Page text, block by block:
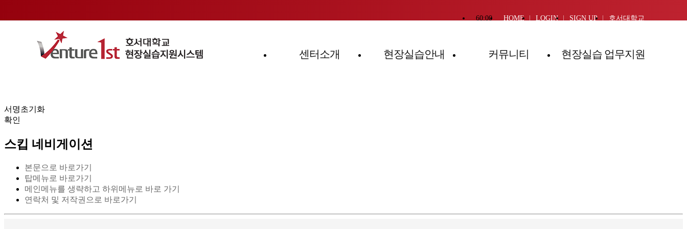
전자서명란
서명초기화
확인
스킵 네비게이션
본문으로 바로가기
탑메뉴로 바로가기
메인메뉴를 생략하고 하위메뉴로 바로 가기
연락처 및 저작권으로 바로가기
60:00 HOME LOGIN SIGN UP 호서대학교
센터소개 현장실습안내 커뮤니티 현장실습 업무지원